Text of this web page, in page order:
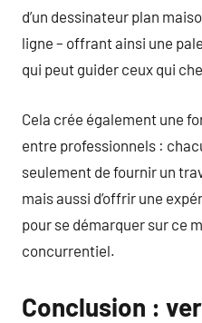
d’un dessinateur plan
ligne – offrant ainsi une
qui peut guider ceux qui
Cela crée également une
entre professionnels :
seulement de fournir un
mais aussi d’offrir une
pour se démarquer sur ce
concurrentiel.
Conclusion :